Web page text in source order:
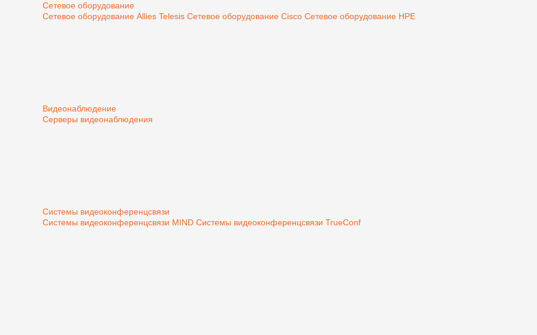
Сетевое оборудование
Сетевое оборудование Allies Telesis Сетевое оборудование Cisco Сетевое оборудование HPE
Видеонаблюдение
Серверы видеонаблюдения
Системы видеоконференцсвязи
Системы видеоконференцсвязи MIND Системы видеоконференцсвязи TrueConf